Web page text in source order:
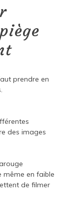
prendre en
des images
en faible
de filmer